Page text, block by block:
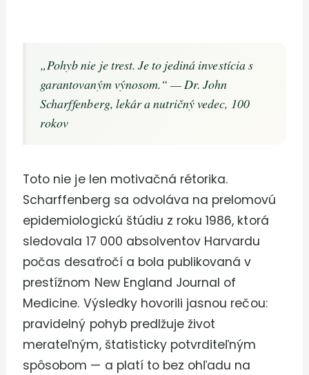
„Pohyb nie je trest. Je to jediná investícia s
garantovaným výnosom.“ — Dr. John
Scharffenberg, lekár a nutričný vedec, 100
rokov
Toto nie je len motivačná rétorika.
Scharffenberg sa odvoláva na prelomovú
epidemiologickú štúdiu z roku 1986, ktorá
sledovala 17 000 absolventov Harvardu
počas desaťročí a bola publikovaná v
prestížnom New England Journal of
Medicine. Výsledky hovorili jasnou rečou:
pravidelný pohyb predlžuje život
merateľným, štatisticky potvrditeľným
spôsobom — a platí to bez ohľadu na